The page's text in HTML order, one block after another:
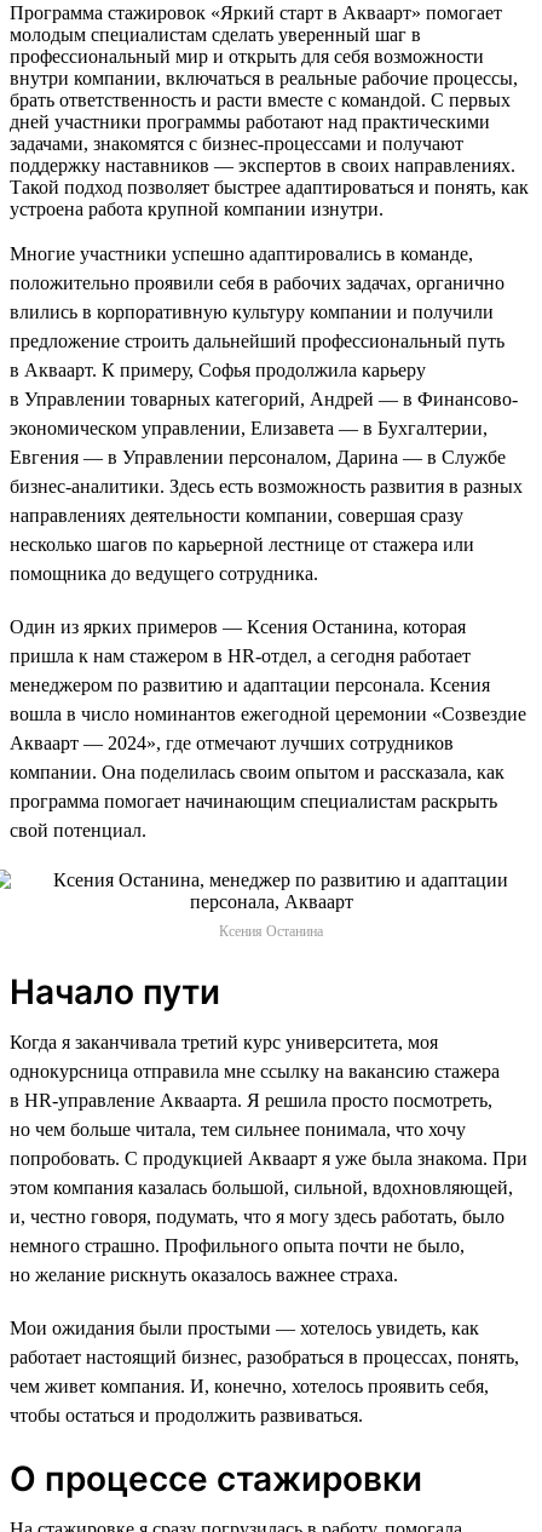
Программа стажировок «Яркий старт в Акваарт» помогает
молодым специалистам сделать уверенный шаг в
профессиональный мир и открыть для себя возможности
внутри компании, включаться в реальные рабочие процессы,
брать ответственность и расти вместе с командой. С первых
дней участники программы работают над практическими
задачами, знакомятся с бизнес-процессами и получают
поддержку наставников — экспертов в своих направлениях.
Такой подход позволяет быстрее адаптироваться и понять, как
устроена работа крупной компании изнутри.
Многие участники успешно адаптировались в команде,
положительно проявили себя в рабочих задачах, органично
влились в корпоративную культуру компании и получили
предложение строить дальнейший профессиональный путь
в Акваарт. К примеру, Софья продолжила карьеру
в Управлении товарных категорий, Андрей — в Финансово-
экономическом управлении, Елизавета — в Бухгалтерии,
Евгения — в Управлении персоналом, Дарина — в Службе
бизнес-аналитики. Здесь есть возможность развития в разных
направлениях деятельности компании, совершая сразу
несколько шагов по карьерной лестнице от стажера или
помощника до ведущего сотрудника.
Один из ярких примеров — Ксения Останина, которая
пришла к нам стажером в HR-отдел, а сегодня работает
менеджером по развитию и адаптации персонала. Ксения
вошла в число номинантов ежегодной церемонии «Созвездие
Акваарт — 2024», где отмечают лучших сотрудников
компании. Она поделилась своим опытом и рассказала, как
программа помогает начинающим специалистам раскрыть
свой потенциал.
Ксения Останина
Начало пути
Когда я заканчивала третий курс университета, моя
однокурсница отправила мне ссылку на вакансию стажера
в HR-управление Акваарта. Я решила просто посмотреть,
но чем больше читала, тем сильнее понимала, что хочу
попробовать. С продукцией Акваарт я уже была знакома. При
этом компания казалась большой, сильной, вдохновляющей,
и, честно говоря, подумать, что я могу здесь работать, было
немного страшно. Профильного опыта почти не было,
но желание рискнуть оказалось важнее страха.
Мои ожидания были простыми — хотелось увидеть, как
работает настоящий бизнес, разобраться в процессах, понять,
чем живет компания. И, конечно, хотелось проявить себя,
чтобы остаться и продолжить развиваться.
О процессе стажировки